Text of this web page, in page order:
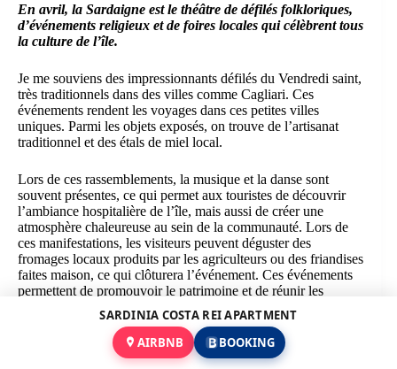
En avril, la Sardaigne est le théâtre de défilés folkloriques,
d’événements religieux et de foires locales qui célèbrent tous
la culture de l’île.
Je me souviens des impressionnants défilés du Vendredi saint,
très traditionnels dans des villes comme Cagliari. Ces
événements rendent les voyages dans ces petites villes
uniques. Parmi les objets exposés, on trouve de l’artisanat
traditionnel et des étals de miel local.
Lors de ces rassemblements, la musique et la danse sont
souvent présentes, ce qui permet aux touristes de découvrir
l’ambiance hospitalière de l’île, mais aussi de créer une
atmosphère chaleureuse au sein de la communauté. Lors de
ces manifestations, les visiteurs peuvent déguster des
fromages locaux produits par les agriculteurs ou des friandises
faites maison, ce qui clôturera l’événement. Ces événements
permettent de promouvoir le patrimoine et de réunir les
Septembre en Sardaigne :
SARDINIA COSTA REI APARTMENT
AIRBNB
BOOKING